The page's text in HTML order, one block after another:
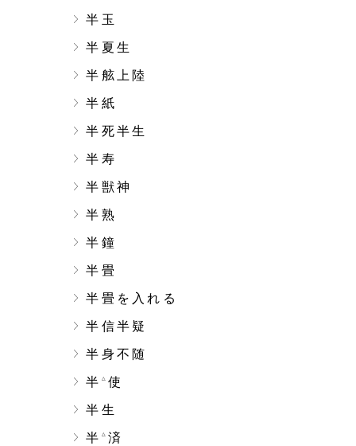
半玉
半夏生
半舷上陸
半紙
半死半生
半寿
半獣神
半熟
半鐘
半畳
半畳を入れる
半信半疑
半身不随
半
△ 使
半生
半
△ 済